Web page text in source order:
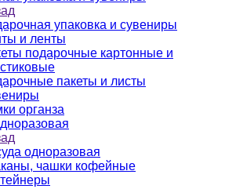
упаковка и сувениры
и ленты
подарочные картонные и
пакеты и листы
органза
одноразовая
чашки кофейные